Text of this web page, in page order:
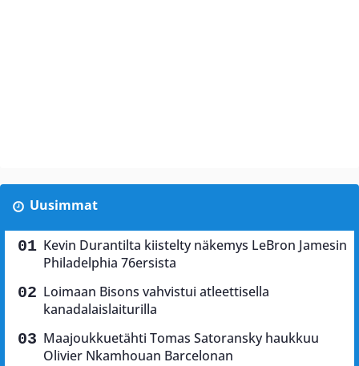
Uusimmat
Kevin Durantilta kiistelty näkemys LeBron Jamesin
Philadelphia 76ersista
Loimaan Bisons vahvistui atleettisella
kanadalaislaiturilla
Maajoukkuetähti Tomas Satoransky haukkuu
Olivier Nkamhouan Barcelonan